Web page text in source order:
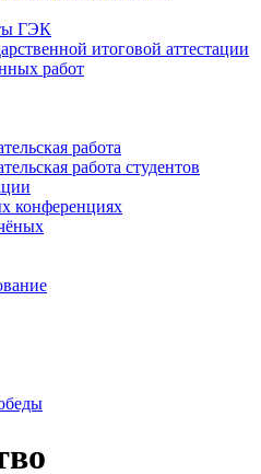
ГЭК
итоговой аттестации
работ
работа
работа студентов
конференциях